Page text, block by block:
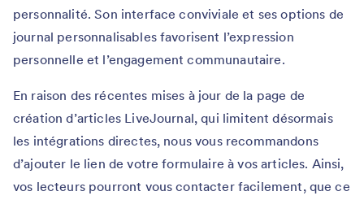
personnalité. Son interface conviviale et ses options de
journal personnalisables favorisent l’expression
personnelle et l’engagement communautaire.
En raison des récentes mises à jour de la page de
création d’articles LiveJournal, qui limitent désormais
les intégrations directes, nous vous recommandons
d’ajouter le lien de votre formulaire à vos articles. Ainsi,
vos lecteurs pourront vous contacter facilement, que ce